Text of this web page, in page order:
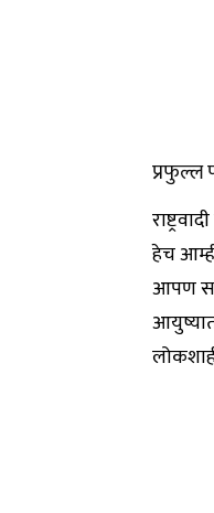
प्रफुल्ल
हेच
आपण